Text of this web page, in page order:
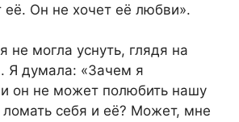
Он не хочет её любви».
не могла уснуть, глядя на
Я думала: «Зачем я
он не может полюбить нашу
ломать себя и её? Может, мне